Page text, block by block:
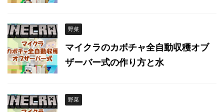
野菜
マイクラのカボチャ全自動収穫オブ
ザーバー式の作り方と水
野菜